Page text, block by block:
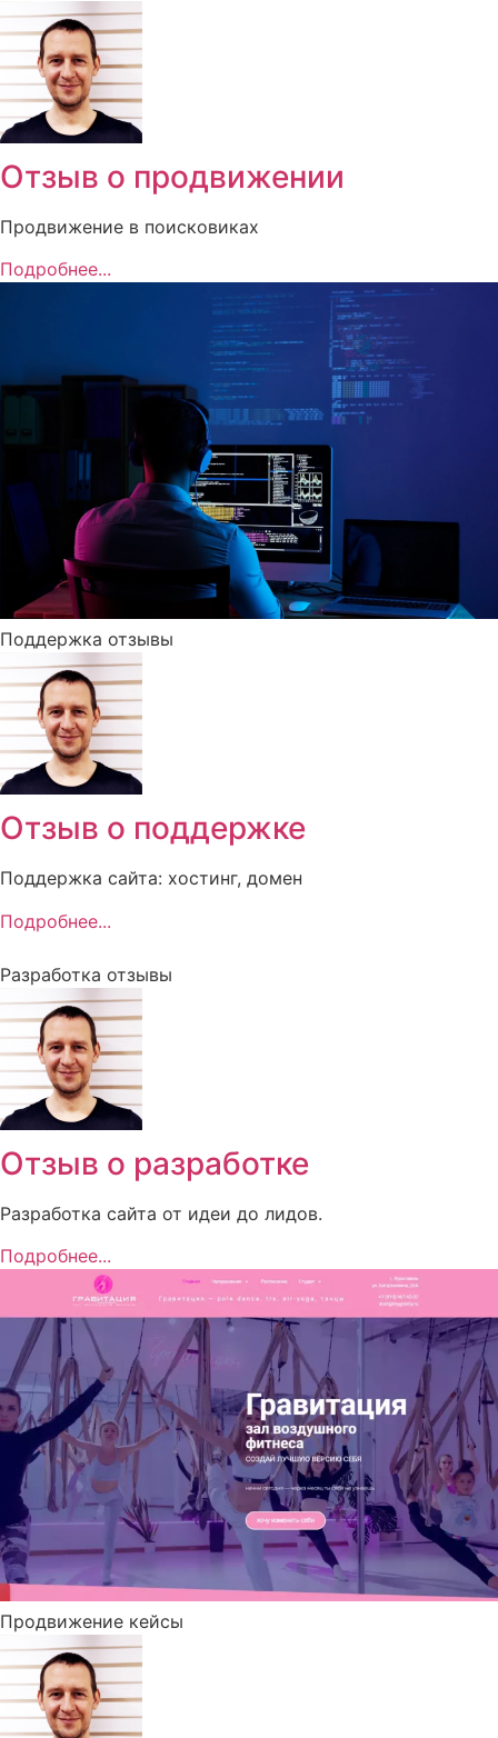
Отзыв о продвижении
Продвижение в поисковиках
Подробнее...
Поддержка отзывы
Отзыв о поддержке
Поддержка сайта: хостинг, домен
Подробнее...
Разработка отзывы
Отзыв о разработке
Разработка сайта от идеи до лидов.
Подробнее...
Продвижение кейсы